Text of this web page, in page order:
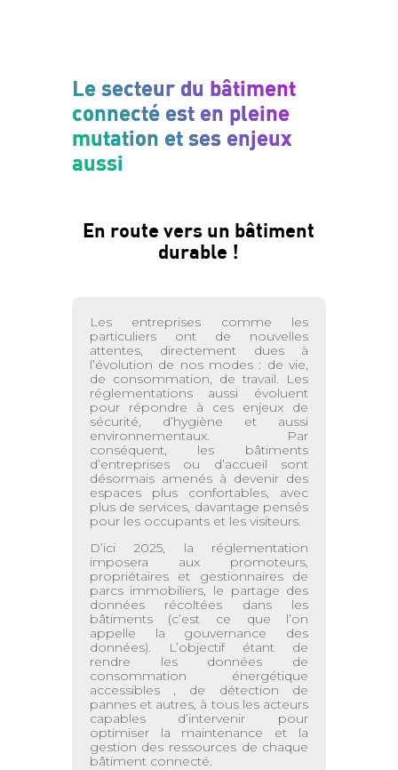
Le secteur du bâtiment
connecté est en pleine
mutation et ses enjeux
aussi
En route vers un bâtiment
durable !
Les entreprises comme les
particuliers ont de nouvelles
attentes, directement dues à
l’évolution de nos modes : de vie,
de consommation, de travail. Les
réglementations aussi évoluent
pour répondre à ces enjeux de
sécurité, d’hygiène et aussi
environnementaux. Par
conséquent, les bâtiments
d’entreprises ou d’accueil sont
désormais amenés à devenir des
espaces plus confortables, avec
plus de services, davantage pensés
pour les occupants et les visiteurs.
D’ici 2025, la réglementation
imposera aux promoteurs,
propriétaires et gestionnaires de
parcs immobiliers, le partage des
données récoltées dans les
bâtiments (c’est ce que l’on
appelle la gouvernance des
données). L’objectif étant de
rendre les données de
consommation énergétique
accessibles , de détection de
pannes et autres, à tous les acteurs
capables d’intervenir pour
optimiser la maintenance et la
gestion des ressources de chaque
bâtiment connecté.